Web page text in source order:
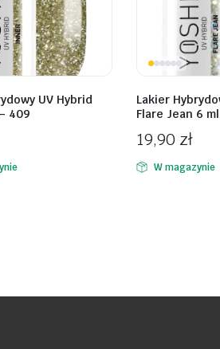
UV Hybrid
409
Lakier
Flare Jean 6
19,90 zł
W magazynie